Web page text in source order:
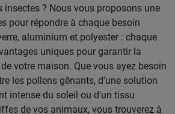
insectes ? Nous vous proposons une
pour répondre à chaque besoin
aluminium et polyester : chaque
uniques pour garantir la
votre maison. Que vous ayez besoin
les pollens gênants, d'une solution
intense du soleil ou d'un tissu
de vos animaux, vous trouverez à